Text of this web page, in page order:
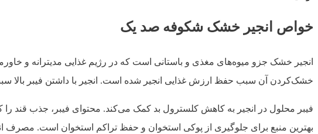
خواص انجیر خشک شکوفه صد یک
انجیر خشک جزو میوه‌های مغذی و باستانی است که در رژیم غذایی مدیترانه و
خشک‌کردن آن سبب حفظ ارزش غذایی انجیر شده است. انجیر با داشتن فیبر
فیبر محلول در انجیر به کاهش کلسترول بد کمک می‌کند. محتوای فیبر، جذب
بهترین منبع برای جلوگیری از پوکی استخوان و حفظ تراکم استخوان است.